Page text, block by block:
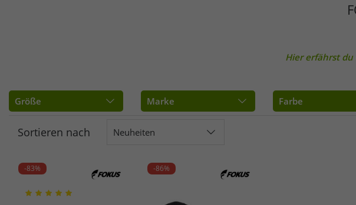
Hier erfährst
Größe Marke Farbe
Sortieren nach Neuheiten
-83% -86%